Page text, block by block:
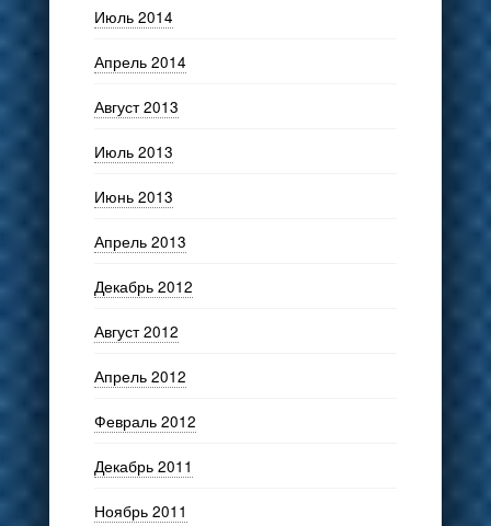
Июль 2014
Апрель 2014
Август 2013
Июль 2013
Июнь 2013
Апрель 2013
Декабрь 2012
Август 2012
Апрель 2012
Февраль 2012
Декабрь 2011
Ноябрь 2011